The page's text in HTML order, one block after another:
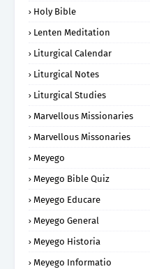
Holy Bible
Lenten Meditation
Liturgical Calendar
Liturgical Notes
Liturgical Studies
Marvellous Missionaries
Marvellous Missonaries
Meyego
Meyego Bible Quiz
Meyego Educare
Meyego General
Meyego Historia
Meyego Informatio